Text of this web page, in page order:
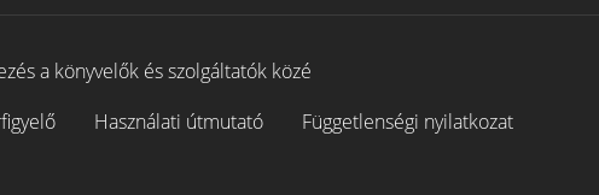
a könyvelők és szolgáltatók közé
Használati útmutató
Függetlenségi nyilatkozat